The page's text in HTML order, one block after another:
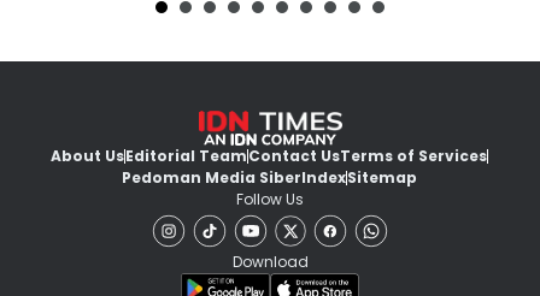
About UsEditorial TeamContact UsTerms of Services
Pedoman Media SiberIndexSitemap
Follow Us
Download